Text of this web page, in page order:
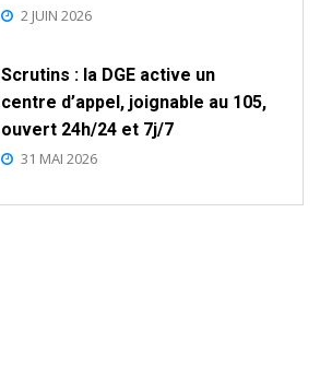
2 JUIN 2026
Scrutins : la DGE active un
centre d’appel, joignable au 105,
ouvert 24h/24 et 7j/7
31 MAI 2026